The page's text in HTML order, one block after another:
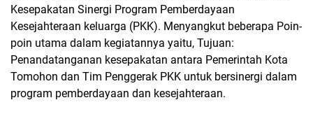
Kesepakatan Sinergi Program Pemberdayaan
Kesejahteraan keluarga (PKK). Menyangkut beberapa Poin-
poin utama dalam kegiatannya yaitu, Tujuan:
Penandatanganan kesepakatan antara Pemerintah Kota
Tomohon dan Tim Penggerak PKK untuk bersinergi dalam
program pemberdayaan dan kesejahteraan.